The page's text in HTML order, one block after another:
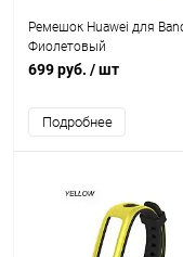
Ремешок Huawei для
Фиолетовый
699 руб. / шт
Подробнее